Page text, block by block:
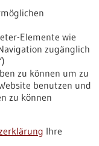
stellen eine neue
Zellen zu
als tausend
einzelner-zellen-
Elemente wie
zugänglich
zu können um zu
benutzen und
zu können
Ihre